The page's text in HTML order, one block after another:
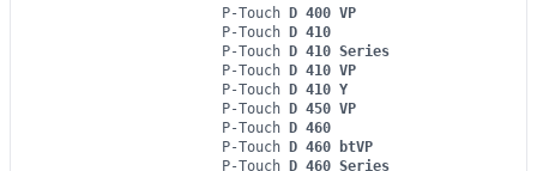
P-Touch D 400 VP
P-Touch D 410
P-Touch D 410 Series
P-Touch D 410 VP
P-Touch D 410 Y
P-Touch D 450 VP
P-Touch D 460
P-Touch D 460 btVP
P-Touch D 460 Series